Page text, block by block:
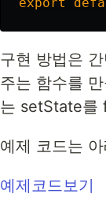
구현 방법은
주는 함수를
는 setState를
예제 코드는
예제코드보기